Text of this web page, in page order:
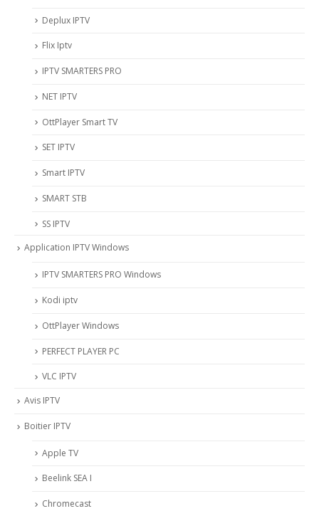
Deplux IPTV
Flix Iptv
IPTV SMARTERS PRO
NET IPTV
OttPlayer Smart TV
SET IPTV
Smart IPTV
SMART STB
SS IPTV
Application IPTV Windows
IPTV SMARTERS PRO Windows
Kodi iptv
OttPlayer Windows
PERFECT PLAYER PC
VLC IPTV
Avis IPTV
Boitier IPTV
Apple TV
Beelink SEA I
Chromecast